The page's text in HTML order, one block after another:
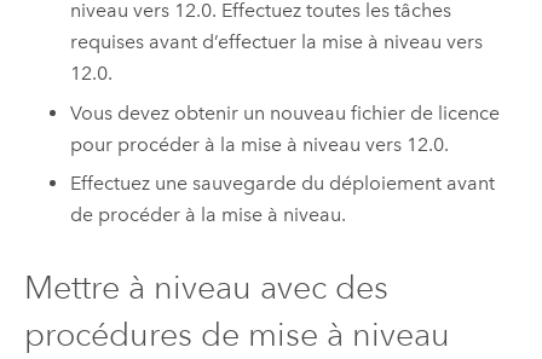
niveau vers 12.0. Effectuez toutes les tâches
requises avant d’effectuer la mise à niveau vers
12.0.
Vous devez obtenir un nouveau fichier de licence
pour procéder à la mise à niveau vers 12.0.
Effectuez une sauvegarde du déploiement avant
de procéder à la mise à niveau.
Mettre à niveau avec des
procédures de mise à niveau